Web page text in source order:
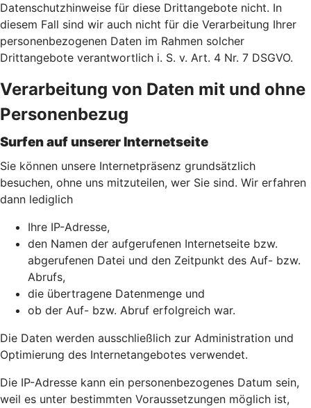
Datenschutzhinweise für diese Drittangebote nicht. In
diesem Fall sind wir auch nicht für die Verarbeitung Ihrer
personenbezogenen Daten im Rahmen solcher
Drittangebote verantwortlich i. S. v. Art. 4 Nr. 7 DSGVO.
Verarbeitung von Daten mit und ohne
Personenbezug
Surfen auf unserer Internetseite
Sie können unsere Internetpräsenz grundsätzlich
besuchen, ohne uns mitzuteilen, wer Sie sind. Wir erfahren
dann lediglich
Ihre IP-Adresse,
den Namen der aufgerufenen Internetseite bzw.
abgerufenen Datei und den Zeitpunkt des Auf- bzw.
Abrufs,
die übertragene Datenmenge und
ob der Auf- bzw. Abruf erfolgreich war.
Die Daten werden ausschließlich zur Administration und
Optimierung des Internetangebotes verwendet.
Die IP-Adresse kann ein personenbezogenes Datum sein,
weil es unter bestimmten Voraussetzungen möglich ist,